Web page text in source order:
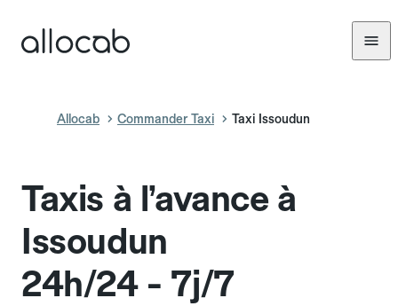
Allocab Commander Taxi Taxi Issoudun
Taxis à l’avance à
Issoudun
24h/24 - 7j/7